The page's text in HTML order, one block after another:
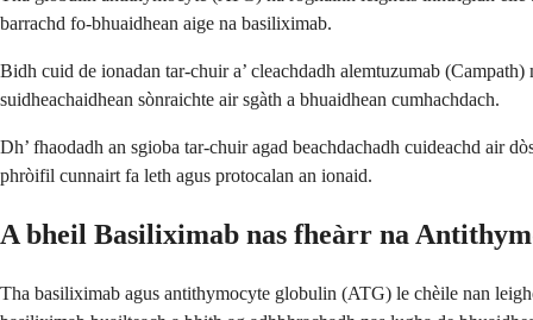
barrachd fo-bhuaidhean aige na basiliximab.
Bidh cuid de ionadan tar-chuir a’ cleachdadh alemtuzumab
suidheachaidhean sònraichte air sgàth a bhuaidhean cumhachdach.
Dh’ fhaodadh an sgioba tar-chuir agad beachdachadh cuideachd air
phròifil cunnairt fa leth agus protocalan an ionaid.
A bheil Basiliximab nas fheàrr na
Tha basiliximab agus antithymocyte globulin (ATG) le chèile nan